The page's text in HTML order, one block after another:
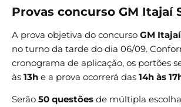
Provas concurso GM Itajaí
A prova objetiva do concurso GM Itajaí
no turno da tarde do dia 06/09.
cronograma de aplicação, os portões
às 13h e a prova ocorrerá das 14h às
Serão 50 questões de múltipla